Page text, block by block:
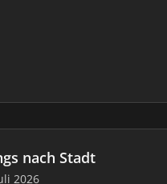
nach Stadt
2026